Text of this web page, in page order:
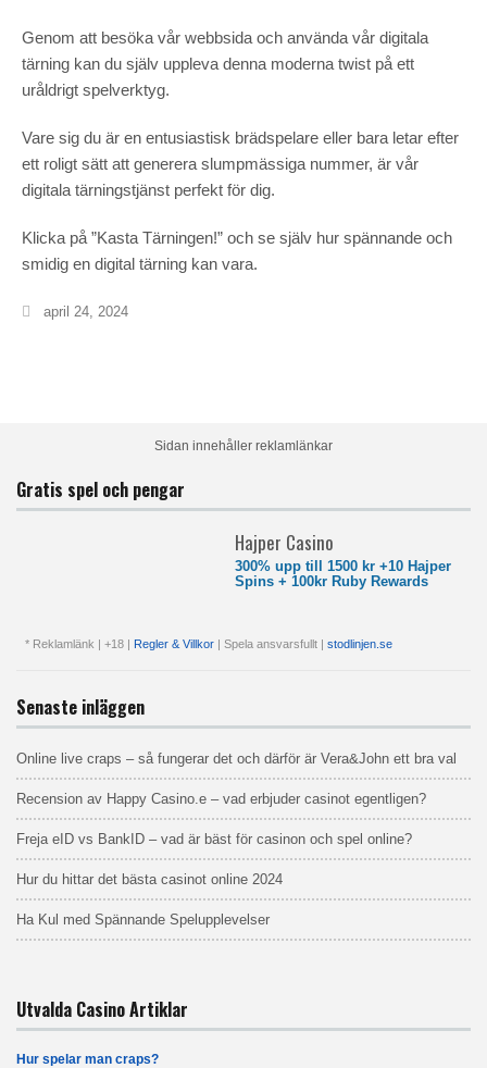
Genom att besöka vår webbsida och använda vår digitala
tärning kan du själv uppleva denna moderna twist på ett
uråldrigt spelverktyg.
Vare sig du är en entusiastisk brädspelare eller bara letar efter
ett roligt sätt att generera slumpmässiga nummer, är vår
digitala tärningstjänst perfekt för dig.
Klicka på ”Kasta Tärningen!” och se själv hur spännande och
smidig en digital tärning kan vara.
april 24, 2024
Sidan innehåller reklamlänkar
Gratis spel och pengar
Hajper Casino
300% upp till 1500 kr +10 Hajper
Spins + 100kr Ruby Rewards
* Reklamlänk | +18 | Regler & Villkor | Spela ansvarsfullt | stodlinjen.se
Senaste inläggen
Online live craps – så fungerar det och därför är Vera&John ett bra val
Recension av Happy Casino.e – vad erbjuder casinot egentligen?
Freja eID vs BankID – vad är bäst för casinon och spel online?
Hur du hittar det bästa casinot online 2024
Ha Kul med Spännande Spelupplevelser
Utvalda Casino Artiklar
Hur spelar man craps?